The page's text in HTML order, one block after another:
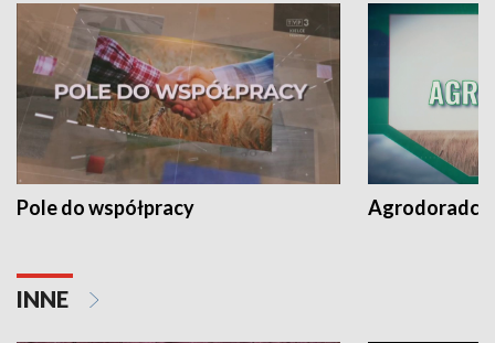
Pole do współpracy Agrodoradcy
INNE